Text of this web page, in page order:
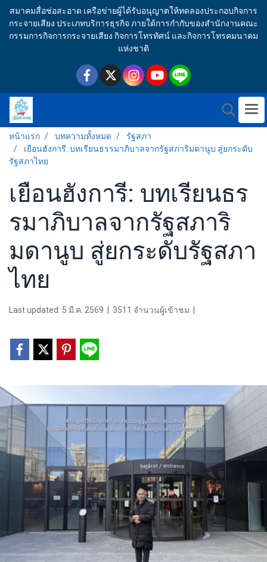
สมาคมสื่อช่อสะอาด เครือข่ายผู้ได้รับอนุญาตให้ทดลองประกอบกิจการ
กระจายเสียง ประเภทบริการธุรกิจ ภายใต้การกำกับของสำนักงานคณะ
กรรมการกิจการกระจายเสียง กิจการโทรทัศน์ และกิจการโทรคมนาคม
แห่งชาติ
หน้าแรก บทความทั้งหมด
รัฐสภา
เยือนฮังการี: บทเรียนธรรมาภิบาลจากรัฐสภาริมดานูบ สู่ยกระดับ
รัฐสภาไทย
เยือนฮังการี: บทเรียนธร
รมาภิบาลจากรัฐสภาริ
มดานูบ สู่ยกระดับรัฐสภา
ไทย
Last updated: 5 มี.ค. 2569 3511 จำนวนผู้เข้าชม